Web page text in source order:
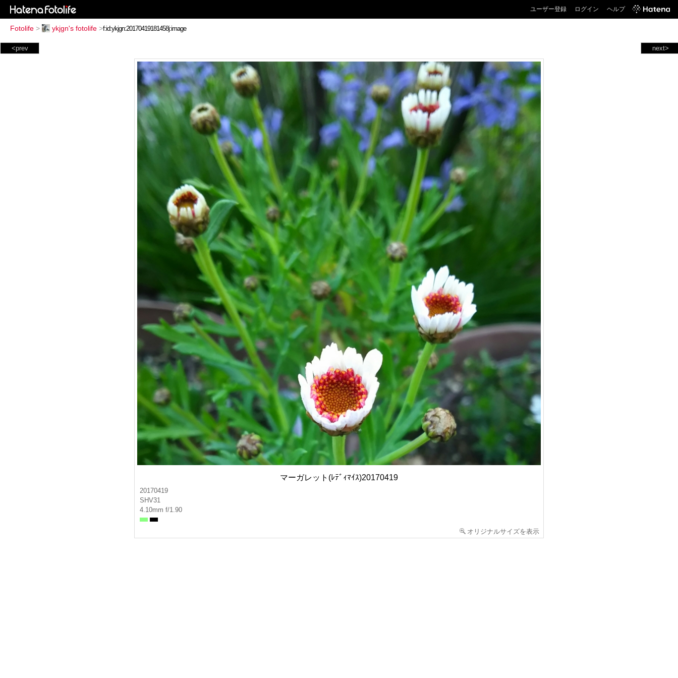
ユーザー登録 ログイン ヘルプ
Fotolife > ykjgn's fotolife >
next>
<prev
マーガレット(ﾚﾃﾞｨﾏｲｽ)20170419
20170419
SHV31
4.10mm f/1.90
オリジナルサイズを表示